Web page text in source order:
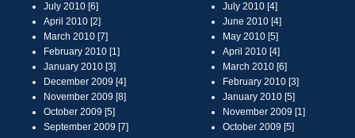
July 2010 [6]
April 2010 [2]
March 2010 [7]
February 2010 [1]
January 2010 [3]
December 2009 [4]
November 2009 [8]
October 2009 [5]
September 2009 [7]
July 2010 [4]
June 2010 [4]
May 2010 [5]
April 2010 [4]
March 2010 [6]
February 2010 [3]
January 2010 [5]
November 2009 [1]
October 2009 [5]